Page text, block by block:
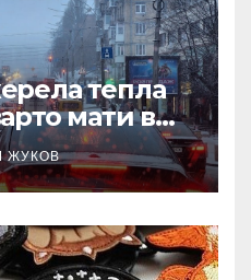
тепла
мати в
взимку
ЖУКОВ